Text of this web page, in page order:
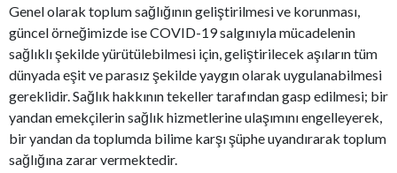
Genel olarak toplum sağlığının geliştirilmesi ve korunması,
güncel örneğimizde ise COVID-19 salgınıyla mücadelenin
sağlıklı şekilde yürütülebilmesi için, geliştirilecek aşıların tüm
dünyada eşit ve parasız şekilde yaygın olarak uygulanabilmesi
gereklidir. Sağlık hakkının tekeller tarafından gasp edilmesi; bir
yandan emekçilerin sağlık hizmetlerine ulaşımını engelleyerek,
bir yandan da toplumda bilime karşı şüphe uyandırarak toplum
sağlığına zarar vermektedir.